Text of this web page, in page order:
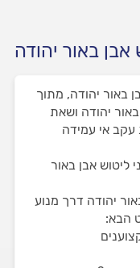
באור יהודה
ליטוש אבן באור יהודה, מתוך
באור יהודה ושאת
עקב אי עמידה
אבן באור
יהודה דרך מנוע
הבא: